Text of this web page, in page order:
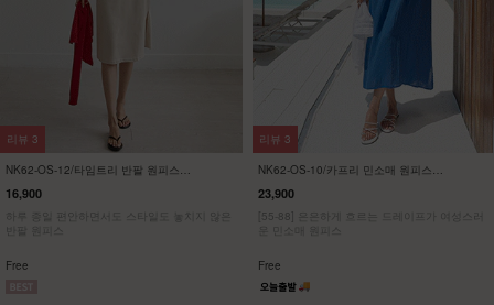
NK32-P-1/에이지 와이드 팬츠
23,900
[55~120] 여성스러운 스커트처럼, 맥시멈 와이
드핏 밴딩팬츠
Free
리뷰 57
KO22-T-12/배색 브이넥 스판티
19,9007,900
[ 한정수량 특가 ]
M(~66),L(~88),XL(~100),1(~120)
리뷰 21